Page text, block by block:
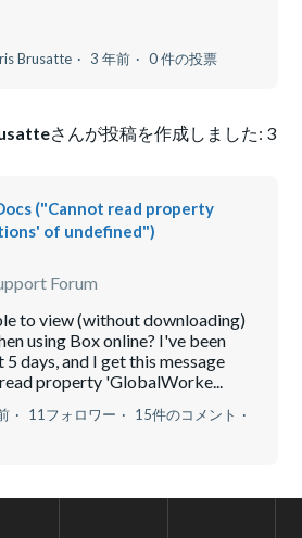
Brusatte 3 年前 0 件の投票
さんが投稿を作成しました: 3
("Cannot read property
of undefined")
Forum
to view (without downloading)
using Box online? I've been
days, and I get this message
property 'GlobalWorke...
11フォロワー
15件のコメント